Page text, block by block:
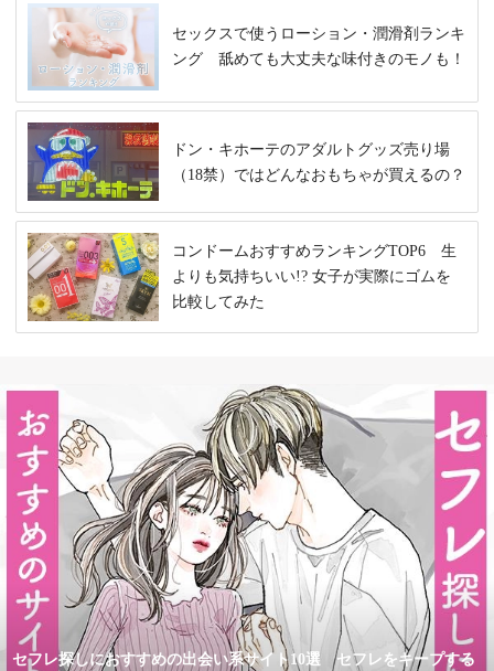
セックスで使うローション・潤滑剤ランキ
ング 舐めても大丈夫な味付きのモノも！
ドン・キホーテのアダルトグッズ売り場
（18禁）ではどんなおもちゃが買えるの？
コンドームおすすめランキングTOP6 生
よりも気持ちいい!? 女子が実際にゴムを
比較してみた
セフレ探しにおすすめの出会い系サイト10選 セフレをキープする